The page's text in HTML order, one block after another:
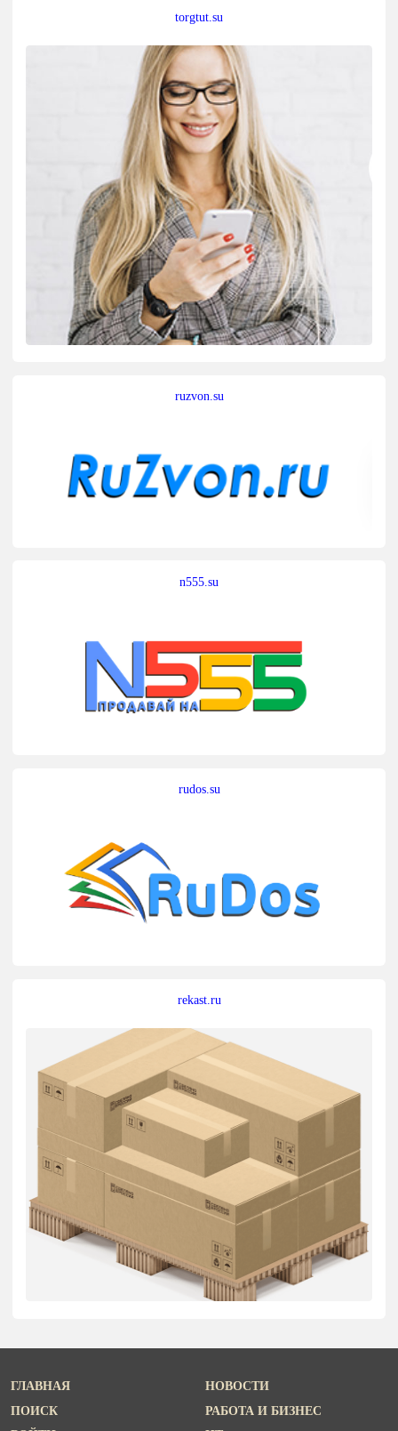
torgtut.su
ruzvon.su
n555.su
rudos.su
rekast.ru
ГЛАВНАЯ
ПОИСК
НОВОСТИ
РАБОТА И БИЗНЕС